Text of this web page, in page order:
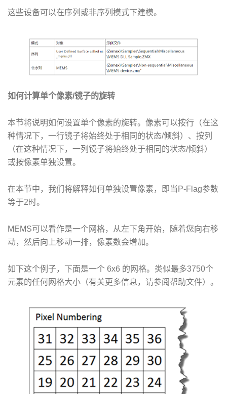
这些设备可以在序列或非序列模式下建模。
如何计算单个像素/镜子的旋转
本节将说明如何设置单个像素的旋转。像素可以按行（在这
种情况下，一行镜子将始终处于相同的状态/倾斜）、按列
（在这种情况下，一列镜子将始终处于相同的状态/倾斜）
或按像素单独设置。
在本节中，我们将解释如何单独设置像素，即当P-Flag参数
等于2时。
MEMS可以看作是一个网格，从左下角开始，随着您向右移
动，然后向上移动一排，像素数会增加。
如下这个例子，下面是一个 6x6 的网格。类似最多3750个
元素的任何网格大小（有关更多信息，请参阅帮助文件）。